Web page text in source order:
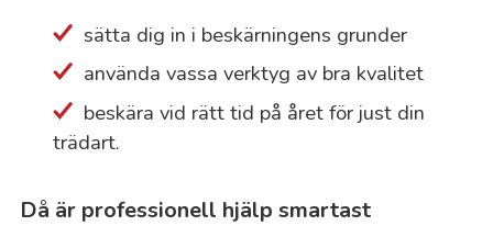
sätta dig in i beskärningens grunder
använda vassa verktyg av bra kvalitet
beskära vid rätt tid på året för just din
trädart.
Då är professionell hjälp smartast